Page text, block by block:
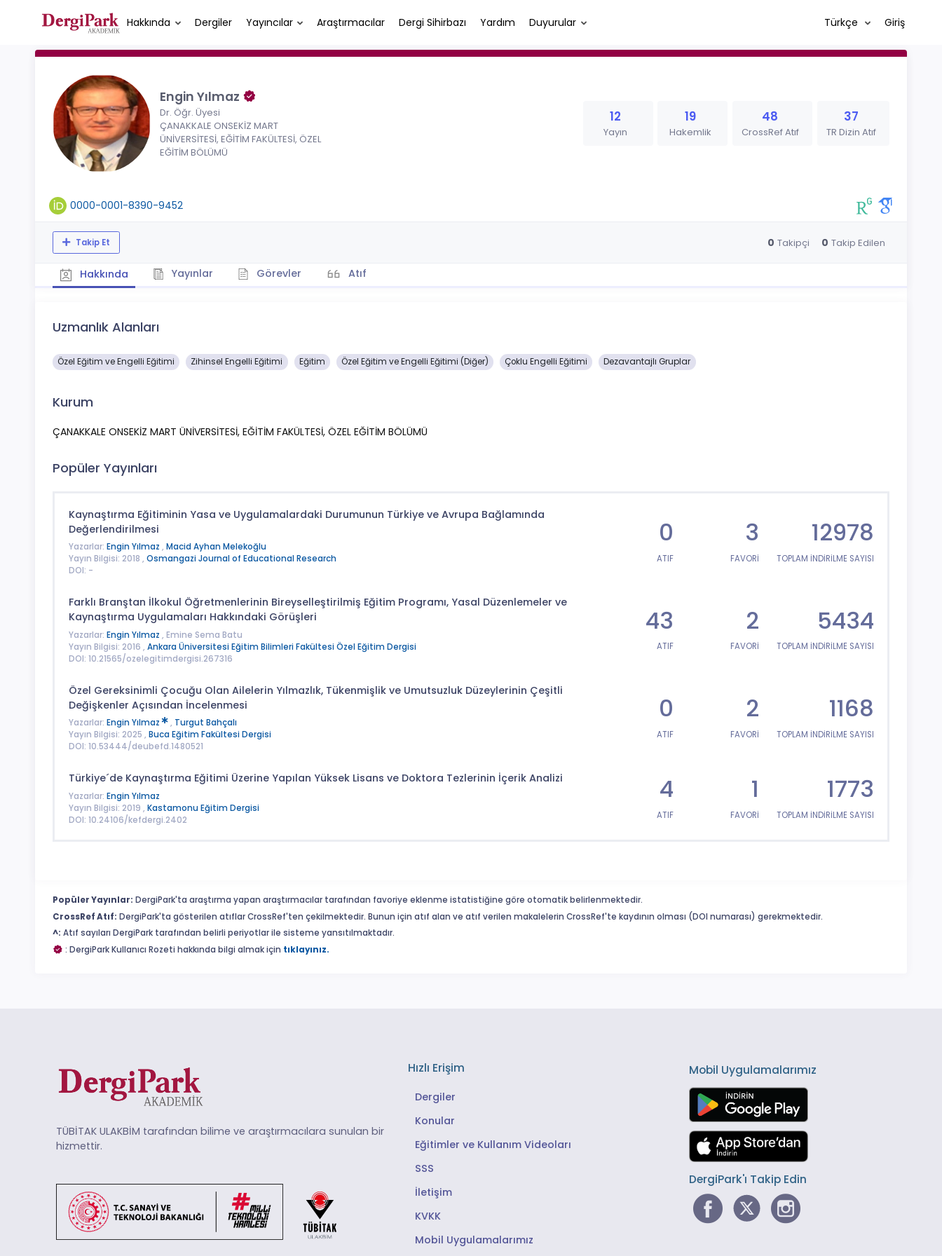
Hakkında Dergiler Yayıncılar Araştırmacılar Dergi Sihirbazı Yardım Duyurular Türkçe Giriş
Engin Yılmaz
Dr. Öğr. Üyesi
ÇANAKKALE ONSEKİZ MART
ÜNİVERSİTESİ, EĞİTİM FAKÜLTESİ, ÖZEL
EĞİTİM BÖLÜMÜ
12
Yayın
19
Hakemlik
48
CrossRef Atıf
37
TR Dizin Atıf
0000-0001-8390-9452
Takip Et 0 Takipçi 0 Takip Edilen
Hakkında Yayınlar Görevler Atıf
Uzmanlık Alanları
Özel Eğitim ve Engelli Eğitimi Zihinsel Engelli Eğitimi Eğitim Özel Eğitim ve Engelli Eğitimi (Diğer) Çoklu Engelli Eğitimi Dezavantajlı Gruplar
Kurum
ÇANAKKALE ONSEKİZ MART ÜNİVERSİTESİ, EĞİTİM FAKÜLTESİ, ÖZEL EĞİTİM BÖLÜMÜ
Popüler Yayınları
Kaynaştırma Eğitiminin Yasa ve Uygulamalardaki Durumunun Türkiye ve Avrupa Bağlamında
Değerlendirilmesi
Yazarlar: Engin Yılmaz , Macid Ayhan Melekoğlu
Yayın Bilgisi: 2018 , Osmangazi Journal of Educational Research
DOI: -
0
ATIF
3
FAVORİ
12978
TOPLAM İNDİRİLME SAYISI
Farklı Branştan İlkokul Öğretmenlerinin Bireyselleştirilmiş Eğitim Programı, Yasal Düzenlemeler ve
Kaynaştırma Uygulamaları Hakkındaki Görüşleri
Yazarlar: Engin Yılmaz , Emine Sema Batu
Yayın Bilgisi: 2016 , Ankara Üniversitesi Eğitim Bilimleri Fakültesi Özel Eğitim Dergisi
DOI: 10.21565/ozelegitimdergisi.267316
43
ATIF
2
FAVORİ
5434
TOPLAM İNDİRİLME SAYISI
Özel Gereksinimli Çocuğu Olan Ailelerin Yılmazlık, Tükenmişlik ve Umutsuzluk Düzeylerinin Çeşitli
Değişkenler Açısından İncelenmesi
Yazarlar: Engin Yılmaz , Turgut Bahçalı
Yayın Bilgisi: 2025 , Buca Eğitim Fakültesi Dergisi
DOI: 10.53444/deubefd.1480521
0
ATIF
2
FAVORİ
1168
TOPLAM İNDİRİLME SAYISI
Türkiye´de Kaynaştırma Eğitimi Üzerine Yapılan Yüksek Lisans ve Doktora Tezlerinin İçerik Analizi
Yazarlar: Engin Yılmaz
Yayın Bilgisi: 2019 , Kastamonu Eğitim Dergisi
DOI: 10.24106/kefdergi.2402
4
ATIF
1
FAVORİ
1773
TOPLAM İNDİRİLME SAYISI
Popüler Yayınlar: DergiPark'ta araştırma yapan araştırmacılar tarafından favoriye eklenme istatistiğine göre otomatik belirlenmektedir.
CrossRef Atıf: DergiPark'ta gösterilen atıflar CrossRef'ten çekilmektedir. Bunun için atıf alan ve atıf verilen makalelerin CrossRef'te kaydının olması (DOI numarası) gerekmektedir.
^: Atıf sayıları DergiPark tarafından belirli periyotlar ile sisteme yansıtılmaktadır.
: DergiPark Kullanıcı Rozeti hakkında bilgi almak için tıklayınız.
TÜBİTAK ULAKBİM tarafından bilime ve araştırmacılara sunulan bir
hizmettir.
Hızlı Erişim
Dergiler
Konular
Eğitimler ve Kullanım Videoları
SSS
İletişim
KVKK
Mobil Uygulamalarımız
Mobil Uygulamalarımız
DergiPark'ı Takip Edin